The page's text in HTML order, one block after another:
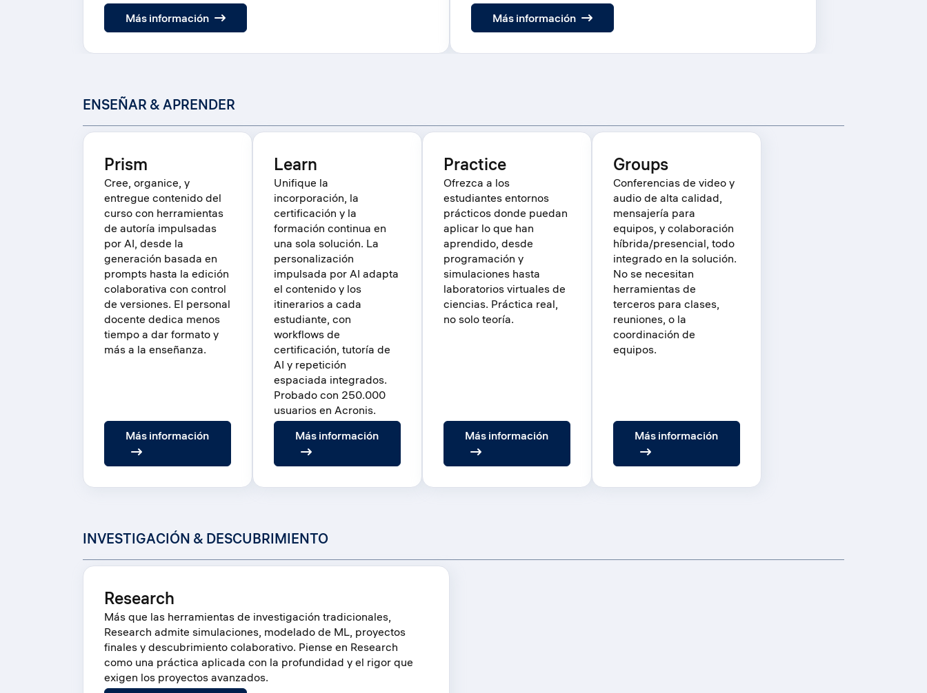
Más información:
Proctor
Más información:
Assess
ENSEÑAR & APRENDER
Prism
Cree, organice, y
entregue contenido del
curso con herramientas
de autoría impulsadas
por AI, desde la
generación basada en
prompts hasta la edición
colaborativa con control
de versiones. El personal
docente dedica menos
tiempo a dar formato y
más a la enseñanza.
Más información:
Learn
Unifique la
incorporación, la
certificación y la
formación continua en
una sola solución. La
personalización
impulsada por AI adapta
el contenido y los
itinerarios a cada
estudiante, con
workflows de
certificación, tutoría de
AI y repetición
espaciada integrados.
Probado con 250.000
usuarios en Acronis.
Más información:
Practice
Ofrezca a los
estudiantes entornos
prácticos donde puedan
aplicar lo que han
aprendido, desde
programación y
simulaciones hasta
laboratorios virtuales de
ciencias. Práctica real,
no solo teoría.
Más información:
Groups
Conferencias de video y
audio de alta calidad,
mensajería para
equipos, y colaboración
híbrida/presencial, todo
integrado en la solución.
No se necesitan
herramientas de
terceros para clases,
reuniones, o la
coordinación de
equipos.
Más información:
INVESTIGACIÓN & DESCUBRIMIENTO
Research
Más que las herramientas de investigación tradicionales,
Research admite simulaciones, modelado de ML, proyectos
finales y descubrimiento colaborativo. Piense en Research
como una práctica aplicada con la profundidad y el rigor que
exigen los proyectos avanzados.